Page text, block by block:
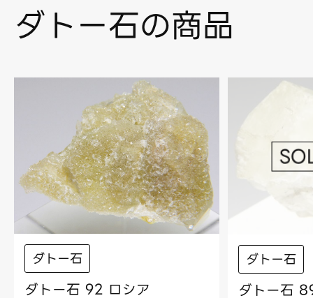
ダトー石の商品
ダトー石
ダトー石 92 ロシア
ダトー石
ダトー石